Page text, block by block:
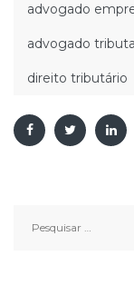
advogado
advogado
direito tributário
por: